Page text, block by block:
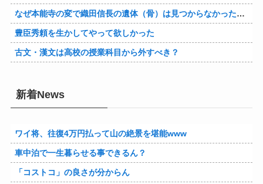
なぜ本能寺の変で織田信長の遺体（骨）は見つからなかったのか
豊臣秀頼を生かしてやって欲しかった
古文・漢文は高校の授業科目から外すべき？
新着News
ワイ将、往復4万円払って山の絶景を堪能www
車中泊で一生暮らせる事できるん？
「コストコ」の良さが分からん